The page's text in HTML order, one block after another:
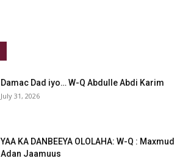
Damac Dad iyo… W-Q Abdulle Abdi Karim
July 31, 2026
YAA KA DANBEEYA OLOLAHA: W-Q : Maxmud
Adan Jaamuus